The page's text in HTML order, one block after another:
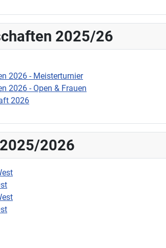
2025/26
2026 - Meisterturnier
2026 - Open & Frauen
2026
2026